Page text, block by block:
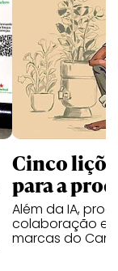
Cinco
para a
Além da IA,
colaboração e
marcas do